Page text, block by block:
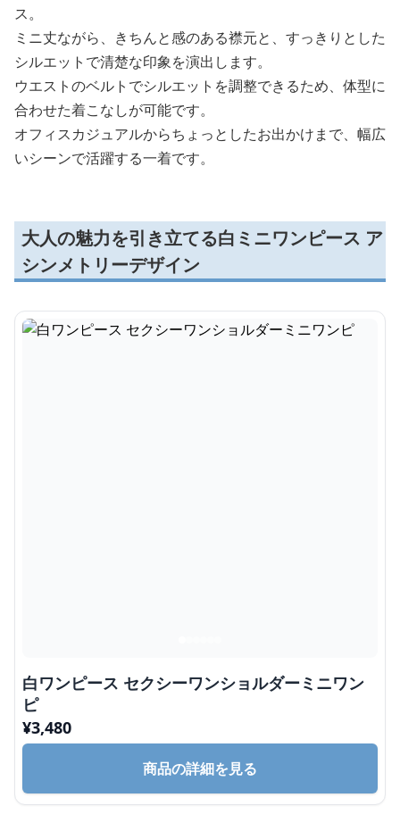
ス。
ミニ丈ながら、きちんと感のある襟元と、すっきりとした
シルエットで清楚な印象を演出します。
ウエストのベルトでシルエットを調整できるため、体型に
合わせた着こなしが可能です。
オフィスカジュアルからちょっとしたお出かけまで、幅広
いシーンで活躍する一着です。
大人の魅力を引き立てる白ミニワンピース ア
シンメトリーデザイン
白ワンピース セクシーワンショルダーミニワン
ピ
¥3,480
商品の詳細を見る